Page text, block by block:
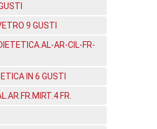
9 GUSTI
AR-CIL-FR-
IN 6 GUSTI
FR.